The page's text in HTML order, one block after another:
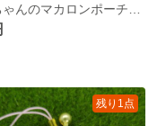
残り1点